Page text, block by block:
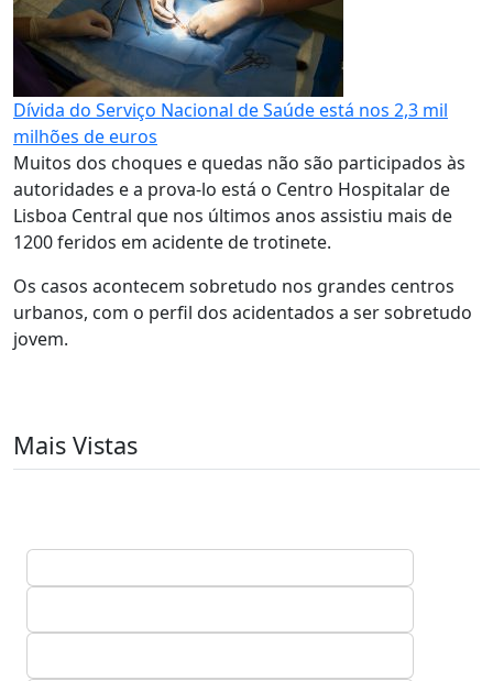
Dívida do Serviço Nacional de Saúde está nos 2,3 mil
milhões de euros
Muitos dos choques e quedas não são participados às
autoridades e a prova-lo está o Centro Hospitalar de
Lisboa Central que nos últimos anos assistiu mais de
1200 feridos em acidente de trotinete.
Os casos acontecem sobretudo nos grandes centros
urbanos, com o perfil dos acidentados a ser sobretudo
jovem.
Mais Vistas